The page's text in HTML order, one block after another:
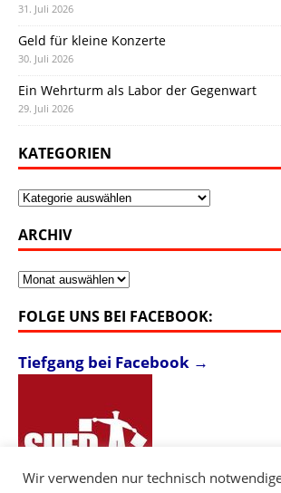
31. Juli 2026
Geld für kleine Konzerte
30. Juli 2026
Ein Wehrturm als Labor der Gegenwart
29. Juli 2026
KATEGORIEN
Kategorien
ARCHIV
Archiv
FOLGE UNS BEI FACEBOOK:
Tiefgang bei Facebook →
Wir verwenden nur technisch